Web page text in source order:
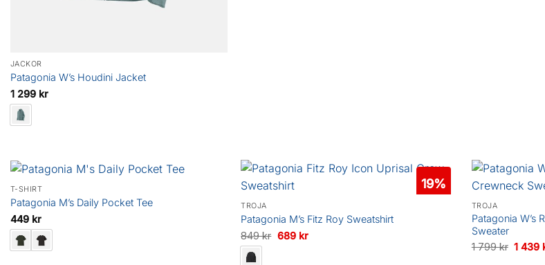
JACKOR
Patagonia W’s Houdini Jacket
1 299 kr
T-SHIRT
Patagonia M’s Daily Pocket Tee
449 kr
19%
TRÖJA
Patagonia M’s Fitz Roy Sweatshirt
849kr Det
689 krDet
TRÖJA
Patagonia W’s
Sweater
1 799kr Det
1 439